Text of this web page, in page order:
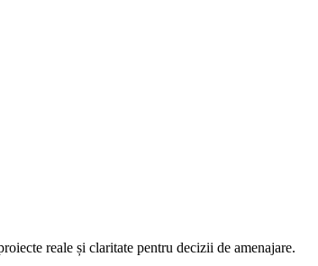
reale și claritate pentru decizii de amenajare.